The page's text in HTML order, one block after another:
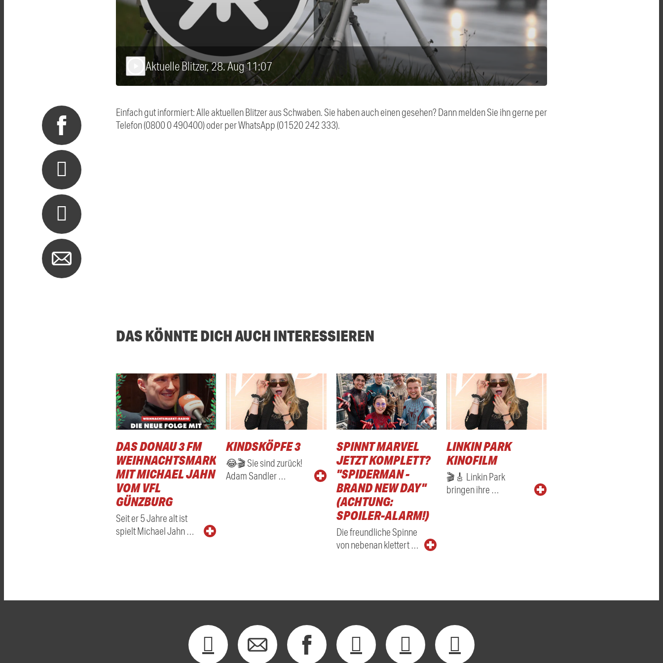
Aktuelle Blitzer, 28. Aug 11:07
Einfach gut informiert: Alle aktuellen Blitzer aus Schwaben. Sie haben auch einen gesehen? Dann melden Sie ihn gerne per
Telefon (0800 0 490400) oder per WhatsApp (01520 242 333).
DAS KÖNNTE DICH AUCH INTERESSIEREN
DAS DONAU 3 FM
WEIHNACHTSMARKTRADIO
MIT MICHAEL JAHN
VOM VFL
GÜNZBURG
Seit er 5 Jahre alt ist
spielt Michael Jahn …
KINDSKÖPFE 3
😂🎬 Sie sind zurück!
Adam Sandler …
SPINNT MARVEL
JETZT KOMPLETT?
"SPIDERMAN -
BRAND NEW DAY"
(ACHTUNG:
SPOILER-ALARM!)
Die freundliche Spinne
von nebenan klettert …
LINKIN PARK
KINOFILM
🎬🎸 Linkin Park
bringen ihre …